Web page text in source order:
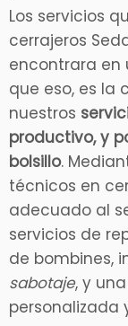
Los servicios
cerrajeros
encontrara en
que eso, es la
nuestros
productivo, y
bolsillo.
técnicos en
adecuado al
servicios de
de bombines,
sabotaje, y
personalizada